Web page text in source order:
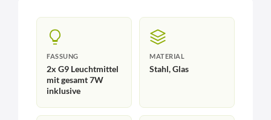
FASSUNG
2x G9 Leuchtmittel
mit gesamt 7W
inklusive
MATERIAL
Stahl, Glas